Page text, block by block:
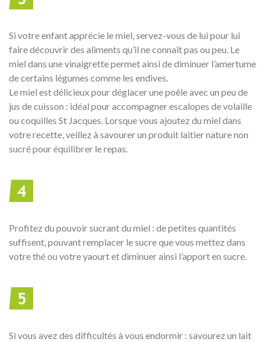
Si votre enfant apprécie le miel, servez-vous de lui pour lui
faire découvrir des aliments qu’il ne connaît pas ou peu. Le
miel dans une vinaigrette permet ainsi de diminuer l’amertume
de certains légumes comme les endives.
Le miel est délicieux pour déglacer une poêle avec un peu de
jus de cuisson : idéal pour accompagner escalopes de volaille
ou coquilles St Jacques. Lorsque vous ajoutez du miel dans
votre recette, veillez à savourer un produit laitier nature non
sucré pour équilibrer le repas.
Profitez du pouvoir sucrant du miel : de petites quantités
suffisent, pouvant remplacer le sucre que vous mettez dans
votre thé ou votre yaourt et diminuer ainsi l’apport en sucre.
Si vous avez des difficultés à vous endormir : savourez un lait